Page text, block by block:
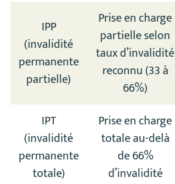
IPP
(invalidité
permanente
partielle)
Prise en charge
partielle selon
taux d’invalidité
reconnu (33 à
66%)
IPT
(invalidité
permanente
totale)
Prise en charge
totale au-delà
de 66%
d’invalidité